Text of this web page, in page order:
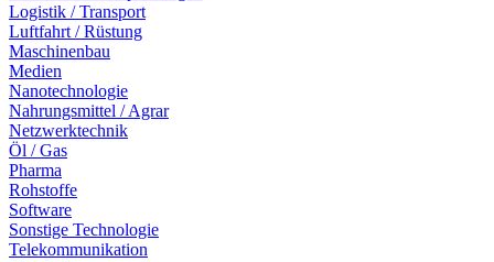
Logistik / Transport
Luftfahrt / Rüstung
Maschinenbau
Medien
Nanotechnologie
Nahrungsmittel / Agrar
Netzwerktechnik
Öl / Gas
Pharma
Rohstoffe
Software
Sonstige Technologie
Telekommunikation